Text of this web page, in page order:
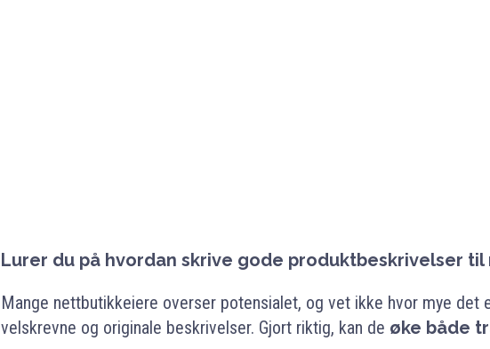
Lurer du på hvordan skrive gode produktbeskrivelser
Mange nettbutikkeiere overser potensialet, og vet ikke hvor mye det
velskrevne og originale beskrivelser. Gjort riktig, kan de øke både